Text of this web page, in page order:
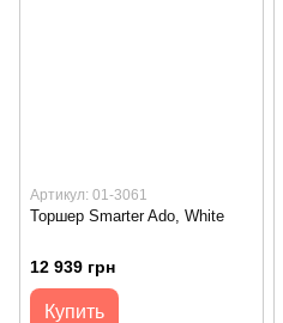
Артикул: 01-3061
Торшер Smarter Ado, White
12 939 грн
Купить